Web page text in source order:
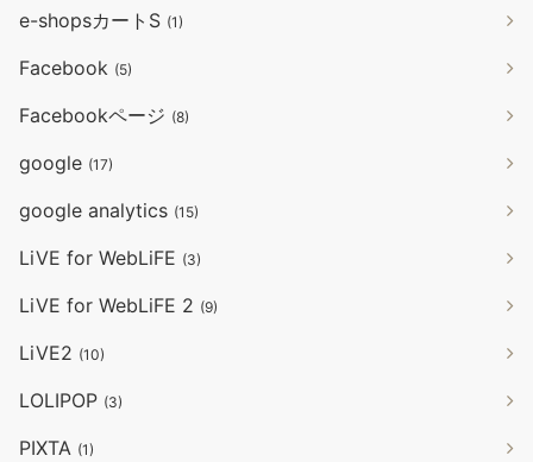
e-shopsカートS (1)
Facebook (5)
Facebookページ (8)
google (17)
google analytics (15)
LiVE for WebLiFE (3)
LiVE for WebLiFE 2 (9)
LiVE2 (10)
LOLIPOP (3)
PIXTA (1)